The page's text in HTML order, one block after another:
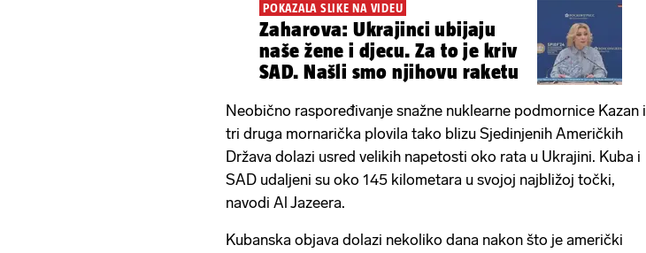
POKAZALA SLIKE NA VIDEU
Zaharova: Ukrajinci ubijaju
naše žene i djecu. Za to je kriv
SAD. Našli smo njihovu raketu
Neobično raspoređivanje snažne nuklearne podmornice Kazan i
tri druga mornarička plovila tako blizu Sjedinjenih Američkih
Država dolazi usred velikih napetosti oko rata u Ukrajini. Kuba i
SAD udaljeni su oko 145 kilometara u svojoj najbližoj točki,
navodi Al Jazeera.
Kubanska objava dolazi nekoliko dana nakon što je američki